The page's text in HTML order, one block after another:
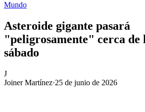
Mundo
Asteroide gigante pasará
"peligrosamente" cerca de
sábado
J
Joiner Martínez·25 de junio de 2026